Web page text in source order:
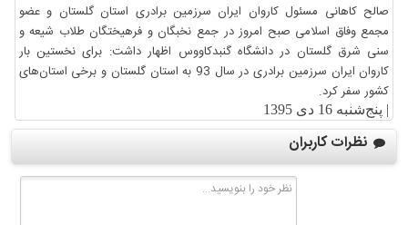
صالح کاهانی مسئول کاروان ایران سرزمین برادری استان گلستان و عضو
مجمع وفاق اسلامی صبح امروز در جمع نخبگان و فرهیختگان طلاب شیعه و
سنی شرق گلستان در دانشگاه گنبدکاووس اظهار داشت: برای نخستین بار
کاروان ایران سرزمین برادری در سال 93 به استان گلستان و برخی استان‌های
کشور سفر کرد.
| پنج‌شنبه 16 دی 1395
نظرات کاربران